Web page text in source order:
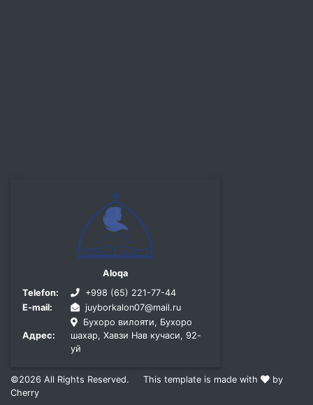
Aloqa
Telefon:
+998 (65) 221-77-44
E-mail:
juyborkalon07@mail.ru
Адрес:
Бухоро вилояти, Бухоро
шахар, Хавзи Нав кучаси, 92-
уй
©2026 All Rights Reserved. This template is made with
by
Cherry